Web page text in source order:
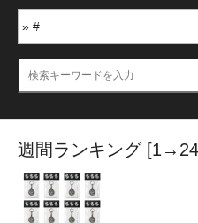
週間ランキング